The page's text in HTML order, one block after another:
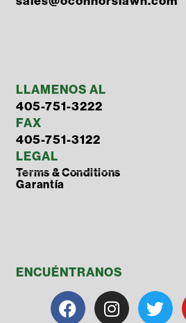
LLAMENOS AL
405-751-3222
FAX
405-751-3122
LEGAL
Terms & Conditions
Garantía
ENCUÉNTRANOS